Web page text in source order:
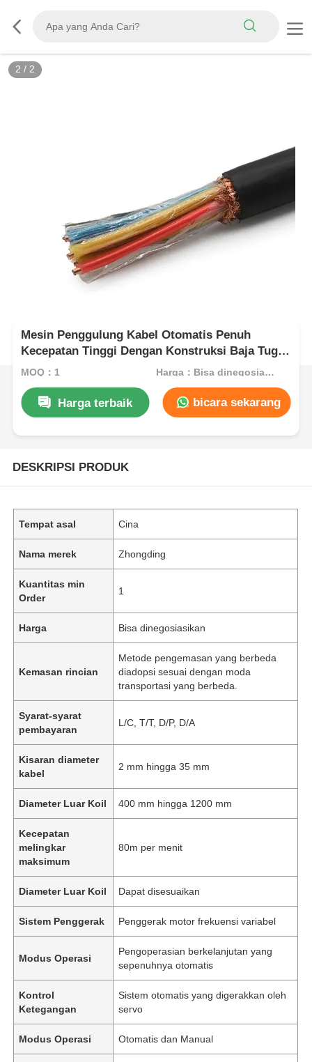
2 / 2
Mesin Penggulung Kabel Otomatis Penuh
Kecepatan Tinggi Dengan Konstruksi Baja Tugas
Berat
MOQ：1 Harga：Bisa dinegosiasikan
Harga terbaik bicara sekarang
DESKRIPSI PRODUK
Tempat asal Cina
Nama merek Zhongding
Kuantitas min
Order
1
Harga Bisa dinegosiasikan
Kemasan rincian
Metode pengemasan yang berbeda
diadopsi sesuai dengan moda
transportasi yang berbeda.
Syarat-syarat
pembayaran
L/C, T/T, D/P, D/A
Kisaran diameter
kabel
2 mm hingga 35 mm
Diameter Luar Koil 400 mm hingga 1200 mm
Kecepatan
melingkar
maksimum
80m per menit
Diameter Luar Koil Dapat disesuaikan
Sistem Penggerak Penggerak motor frekuensi variabel
Modus Operasi
Pengoperasian berkelanjutan yang
sepenuhnya otomatis
Kontrol
Ketegangan
Sistem otomatis yang digerakkan oleh
servo
Modus Operasi Otomatis dan Manual